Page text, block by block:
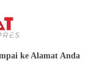
ke Alamat Anda